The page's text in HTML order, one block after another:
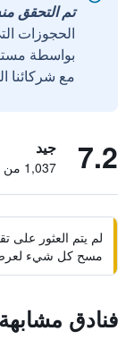
تم التحقق منه
الحجوزات
مع شركائنا
7.2 جيد
1,037 من التقييمات تم التحقق منها
لم يتم العثور على
مسح كل شيء لعرض
فنادق